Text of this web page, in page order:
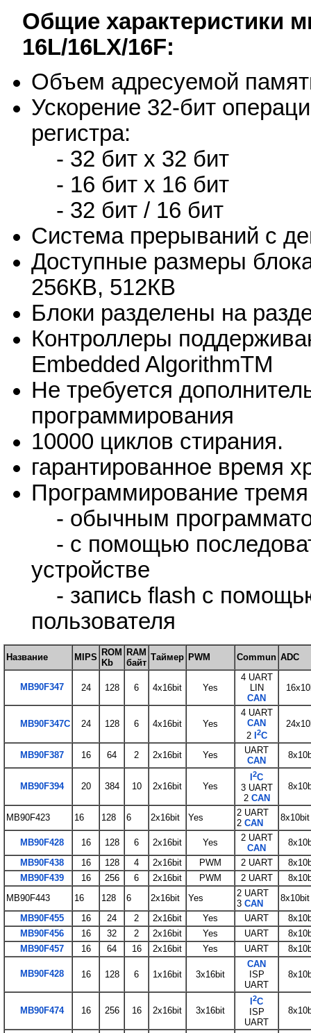
Общие характеристики
16L/16LX/16F:
Объем адресуемой
Ускорение 32-бит
регистра:
- 32 бит x 32 бит
- 16 бит x 16 бит
- 32 бит / 16 бит
Система прерываний с
Доступные размеры
256КВ, 512КВ
Блоки разделены на
Контроллеры
Embedded AlgorithmTM
Не требуется
программирования
10000 циклов стирания.
гарантированное время
Программирование
- обычным
- с помощью
устройстве
- запись flash с
пользователя
Название MIPS ROM
Kb
RAM
байт
Таймер PWM Commun ADC
MB90F347 24 128 6 4x16bit Yes
4 UART
LIN
CAN
MB90F347C 24 128 6 4x16bit Yes
4 UART
CAN
2
2C
MB90F387 16 64 2 2x16bit Yes
UART
CAN
MB90F394 20 384 10 2x16bit Yes
2C
3 UART
2 CAN
MB90F423 16 128 6 2x16bit Yes
2 UART
2 CAN
8x10bit
MB90F428 16 128 6 2x16bit Yes
2 UART
CAN
MB90F438
16 128 4 2x16bit PWM 2 UART
MB90F439
16 256 6 2x16bit PWM 2 UART
MB90F443
16 128 6 2x16bit Yes
2 UART
3 CAN
8x10bit
MB90F455
16 24 2 2x16bit Yes UART
MB90F456
16 32 2 2x16bit Yes UART
MB90F457
16 64 16 2x16bit Yes UART
MB90F428 16 128 6 1x16bit 3x16bit
CAN
ISP
UART
MB90F474 16 256 16 2x16bit 3x16bit
2C
ISP
UART